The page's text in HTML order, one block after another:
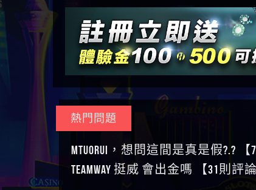
玩法攻略，輕鬆稱霸老虎
機！
資詐騙套路緊急追討賴
zg369」力智投資是不是詐騙
力智投資是真的嗎 力智投資
是詐騙嗎 南部老翁還在癡迷
力智投資高回報獲利 請不要
【其他問題】 【遇天盛商行
詐騙追回資金賴zg369】天盛
商行詐騙 天盛商行是不是詐
騙 天盛商行是真的嗎 天盛商
行是詐騙嗎 被天盛商行詐騙
【其他問題】 受害者援助賴
【zg369】退休老翁被大戶e點
靈詐騙痛不欲生 大戶e點靈是
真的嗎 大戶e點靈是不是詐騙
靈無法出金 （大戶e點靈）教
你如何規避詐騙陷阱
【其他問題】 弘記投資詐騙
持續收割國人中【免費討回
資金賴zg369】弘記投資是詐
記投資是真的嗎 被弘記投資
詐騙的錢怎麼辦 本文教你如
何拿回被騙資金
【其他問題】 被騙追回賴
【zg369】KnTop利用新型詐騙
KnTop是不是詐騙 KnTop是詐騙
嗎 【KnTop】KnTop無法出金 被
KnTop詐騙的錢一招拿回
【其他問題】機台運算專案
討回資金賴zg369】機台運算
專案是詐騙嗎 機台運算專案
是不是詐騙 機台運算專案是
真的嗎 被機台運算專案詐騙
的錢怎麼辦 本文教你如何拿
回被騙資金
續收割國人中【免費討回資
金賴zg369】Hoyabit是詐騙嗎
Hoyabit是不是詐騙 Hoyabit是真
的嗎 被HoyabitHoyabit詐騙的錢
怎麼辦 本文教你如何拿回被
騙資金
【其他問題】KS.M多元化行銷
詐騙持續收割國人中【免費
討回資金賴zg369】KS.M多元化
行銷是詐騙嗎 KS.M多元化行
銷是不是詐騙 KS.M多元化行
銷是真的嗎 被KS.M多元化行
【其他問題】免費追回賴
「zg369」深度解析野原家
Family & Love如何詐騙 野原家
Family & Love是不是詐騙 野原家
Family & Love是真的嗎 野原家
【其他問題】元盈橋詐騙持
續收割國人中【免費討回資
金賴zg369】元盈橋是詐騙嗎
元盈橋是不是詐騙 元盈橋是
【其他問題】被騙追回賴
【zg369】M.L.Edge利用新型詐
騙手法欺詐群眾 M.L.Edge是真
【其他問題】 Robinhood詐騙
持續收割國人中【免費討回
【其他問題】FLTO詐騙持續收
平
熱門問題
MTUORUi，想問這間是真是假?.? 【
TEAMWAY 挺威 會出金嗎 【31則評論